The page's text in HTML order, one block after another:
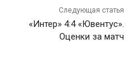
Следующая статья
«Интер» 4:4 «Ювентус».
Оценки за матч